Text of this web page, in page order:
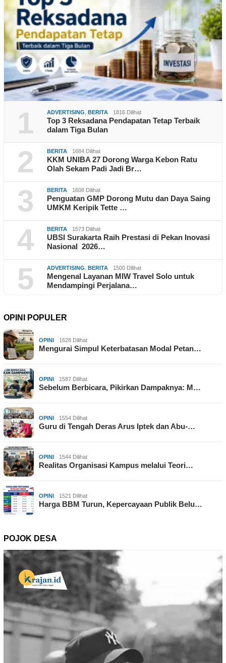
1 ADVERTISING BERITA 1816 Dilihat
Top 3 Reksadana Pendapatan Tetap Terbaik
dalam Tiga Bulan
2 BERITA 1684 Dilihat
KKM UNIBA 27 Dorong Warga Kebon Ratu
Olah Sekam Padi Jadi Br…
3 BERITA 1608 Dilihat
Penguatan GMP Dorong Mutu dan Daya Saing
UMKM Keripik Tette …
4 BERITA 1573 Dilihat
UBSI Surakarta Raih Prestasi di Pekan Inovasi
Nasional 2026…
5 ADVERTISING BERITA 1500 Dilihat
Mengenal Layanan MIW Travel Solo untuk
Mendampingi Perjalana…
OPINI POPULER
OPINI 1628 Dilihat
Mengurai Simpul Keterbatasan Modal Petan…
OPINI 1587 Dilihat
Sebelum Berbicara, Pikirkan Dampaknya: M…
OPINI 1554 Dilihat
Guru di Tengah Deras Arus Iptek dan Abu-…
OPINI 1544 Dilihat
Realitas Organisasi Kampus melalui Teori…
OPINI 1521 Dilihat
Harga BBM Turun, Kepercayaan Publik Belu…
POJOK DESA